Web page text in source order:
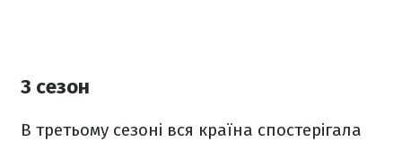
3 сезон
В третьому сезоні вся країна спостерігала